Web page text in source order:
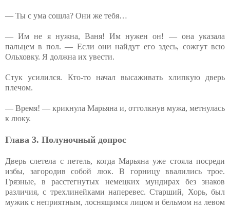
— Ты с ума сошла? Они же тебя…
— Им не я нужна, Ваня! Им нужен он! — она указала
пальцем в пол. — Если они найдут его здесь, сожгут всю
Ольховку. Я должна их увести.
Стук усилился. Кто-то начал высаживать хлипкую дверь
плечом.
— Время! — крикнула Марьяна и, оттолкнув мужа, метнулась
к люку.
Глава 3. Полуночный допрос
Дверь слетела с петель, когда Марьяна уже стояла посреди
избы, загородив собой люк. В горницу ввалились трое.
Грязные, в расстегнутых немецких мундирах без знаков
различия, с трехлинейками наперевес. Старший, Хорь, был
мужик с неприятным, лоснящимся лицом и бельмом на левом